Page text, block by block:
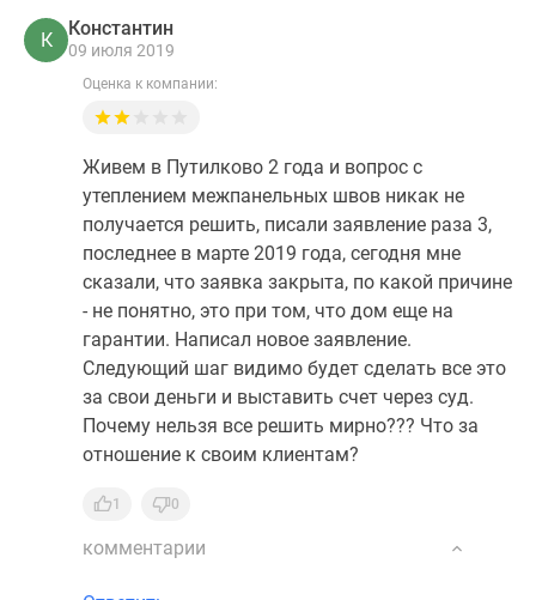
К
Константин
09 июля 2019
Оценка к компании:
Живем в Путилково 2 года и вопрос с
утеплением межпанельных швов никак не
получается решить, писали заявление раза 3,
последнее в марте 2019 года, сегодня мне
сказали, что заявка закрыта, по какой причине
- не понятно, это при том, что дом еще на
гарантии. Написал новое заявление.
Следующий шаг видимо будет сделать все это
за свои деньги и выставить счет через суд.
Почему нельзя все решить мирно??? Что за
отношение к своим клиентам?
1 0
комментарии